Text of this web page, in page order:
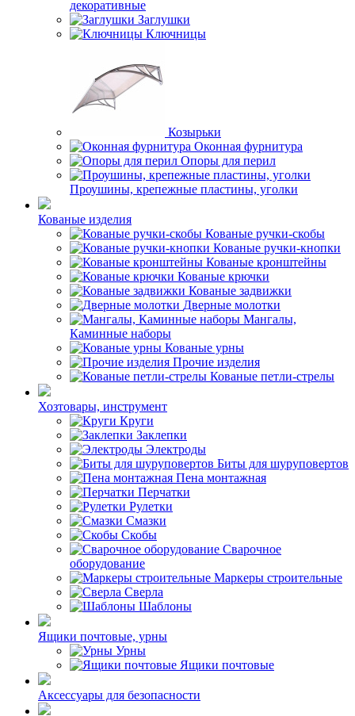
декоративные
Заглушки
Ключницы
Козырьки
Оконная фурнитура
Опоры для перил
Проушины, крепежные пластины, уголки
Кованые изделия
Кованые ручки-скобы
Кованые ручки-кнопки
Кованые кронштейны
Кованые крючки
Кованые задвижки
Дверные молотки
Мангалы,
Каминные наборы
Кованые урны
Прочие изделия
Кованые петли-стрелы
Хозтовары, инструмент
Круги
Заклепки
Электроды
Биты для шуруповертов
Пена монтажная
Перчатки
Рулетки
Смазки
Скобы
Сварочное
оборудование
Маркеры строительные
Сверла
Шаблоны
Ящики почтовые, урны
Урны
Ящики почтовые
Аксессуары для безопасности